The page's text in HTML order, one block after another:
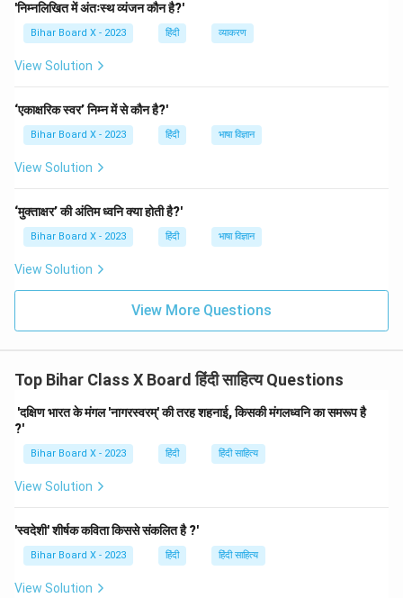
'निम्नलिखित में अंतःस्थ व्यंजन कौन है?'
Bihar Board X - 2023 हिंदी व्याकरण
View Solution
‘एकाक्षरिक स्वर’ निम्न में से कौन है?'
Bihar Board X - 2023 हिंदी भाषा विज्ञान
View Solution
‘मुक्ताक्षर’ की अंतिम ध्वनि क्या होती है?'
Bihar Board X - 2023 हिंदी भाषा विज्ञान
View Solution
View More Questions
Top Bihar Class X Board हिंदी साहित्य Questions
'दक्षिण भारत के मंगल 'नागरस्वरम्' की तरह शहनाई, किसकी मंगलध्वनि का समरूप है
?'
Bihar Board X - 2023 हिंदी हिंदी साहित्य
View Solution
'स्वदेशी' शीर्षक कविता किससे संकलित है ?'
Bihar Board X - 2023 हिंदी हिंदी साहित्य
View Solution